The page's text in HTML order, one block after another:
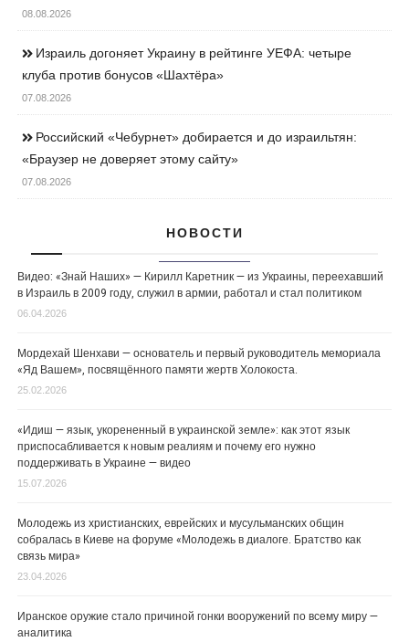
08.08.2026
Израиль догоняет Украину в рейтинге УЕФА: четыре
клуба против бонусов «Шахтёра»
07.08.2026
Российский «Чебурнет» добирается и до израильтян:
«Браузер не доверяет этому сайту»
07.08.2026
НОВОСТИ
Видео: «Знай Наших» — Кирилл Каретник — из Украины, переехавший
в Израиль в 2009 году, служил в армии, работал и стал политиком
06.04.2026
Мордехай Шенхави — основатель и первый руководитель мемориала
«Яд Вашем», посвящённого памяти жертв Холокоста.
25.02.2026
«Идиш — язык, укорененный в украинской земле»: как этот язык
приспосабливается к новым реалиям и почему его нужно
поддерживать в Украине — видео
15.07.2026
Молодежь из христианских, еврейских и мусульманских общин
собралась в Киеве на форуме «Молодежь в диалоге. Братство как
связь мира»
23.04.2026
Иранское оружие стало причиной гонки вооружений по всему миру —
аналитика